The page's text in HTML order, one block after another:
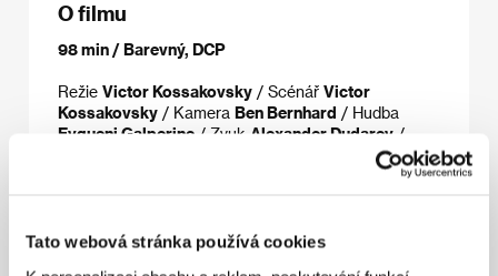
Tato webová stránka používá cookies
O filmu
98 min / Barevný, DCP
Režie Victor Kossakovsky / Scénář Victor
Kossakovsky / Kamera Ben Bernhard / Hudba
Evgueni Galperine / Zvuk Alexander Dudarev /
/ Producent
Ma.ja.de. Filmproduktions